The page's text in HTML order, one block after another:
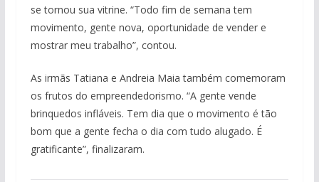
se tornou sua vitrine. “Todo fim de semana tem
movimento, gente nova, oportunidade de vender e
mostrar meu trabalho”, contou.
As irmãs Tatiana e Andreia Maia também comemoram
os frutos do empreendedorismo. “A gente vende
brinquedos infláveis. Tem dia que o movimento é tão
bom que a gente fecha o dia com tudo alugado. É
gratificante”, finalizaram.